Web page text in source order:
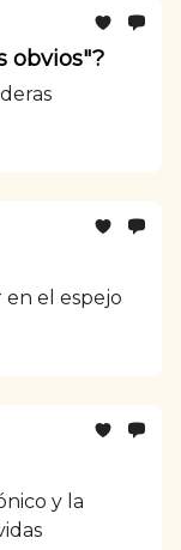
obvios"?
en el espejo
y la